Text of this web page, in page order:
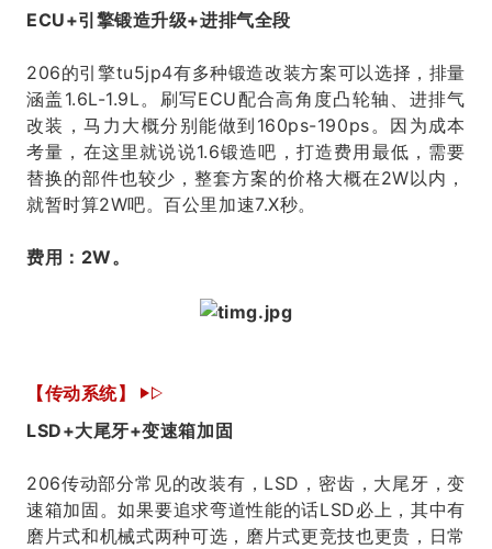
ECU+引擎锻造升级+进排气全段
206的引擎tu5jp4有多种锻造改装方案可以选择，排量
涵盖1.6L-1.9L。刷写ECU配合高角度凸轮轴、进排气
改装，马力大概分别能做到160ps-190ps。因为成本
考量，在这里就说说1.6锻造吧，打造费用最低，需要
替换的部件也较少，整套方案的价格大概在2W以内，
就暂时算2W吧。百公里加速7.X秒。
费用：2W。
【传动系统】
LSD+大尾牙+变速箱加固
206传动部分常见的改装有，LSD，密齿，大尾牙，变
速箱加固。如果要追求弯道性能的话LSD必上，其中有
磨片式和机械式两种可选，磨片式更竞技也更贵，日常